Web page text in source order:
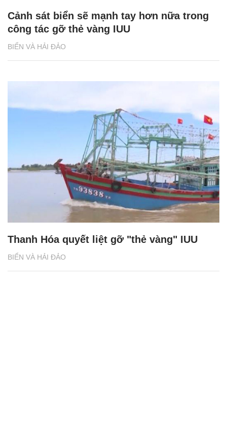
BIỂN VÀ HẢI ĐẢO
Cảnh sát biển sẽ mạnh tay hơn nữa trong
công tác gỡ thẻ vàng IUU
BIỂN VÀ HẢI ĐẢO
Thanh Hóa quyết liệt gỡ "thẻ vàng" IUU